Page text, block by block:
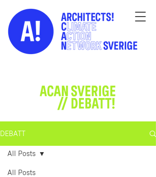
DEBATT
All Posts
All Posts